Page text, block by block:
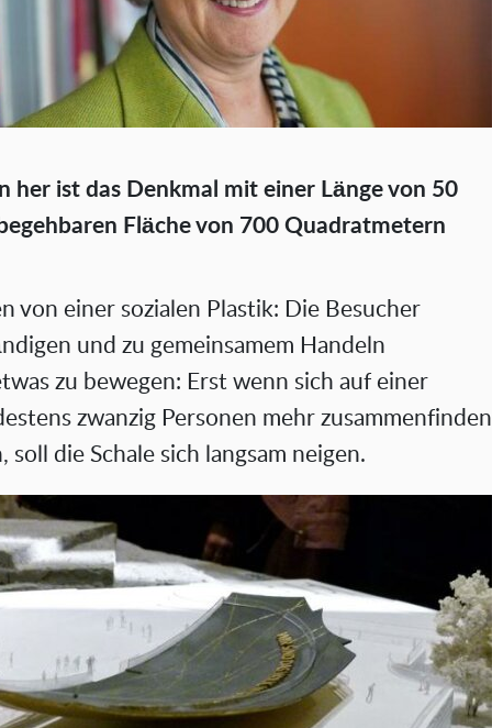
her ist das Denkmal mit einer Länge von 50
Fläche von 700 Quadratmetern
von einer sozialen Plastik: Die Besucher
und zu gemeinsamem Handeln
zu bewegen: Erst wenn sich auf einer
zwanzig Personen mehr zusammenfinden
soll die Schale sich langsam neigen.